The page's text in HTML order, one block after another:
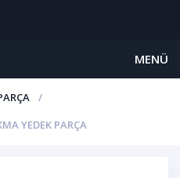
MENÜ
YEDEK PARÇA